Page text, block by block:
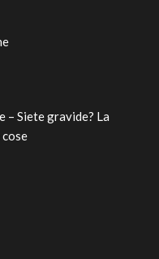
– Siete gravide? La